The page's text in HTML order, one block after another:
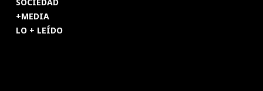
+MEDIA
LO + LEÍDO